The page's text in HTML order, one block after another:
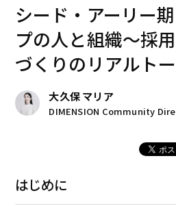
シード・アーリー
プの人と組織～採
づくりのリアルト
大久保 マリア
DIMENSION Community
はじめに